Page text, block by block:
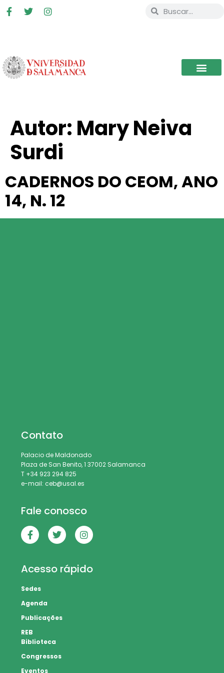
Autor: Mary Neiva
Surdi
CADERNOS DO CEOM, ANO
14, N. 12
Contato
Palacio de Maldonado
Plaza de San Benito, 1 37002 Salamanca
T +34 923 294 825
e-mail: ceb@usal.es
Fale conosco
Acesso rápido
Sedes
Agenda
Publicações
REB
Biblioteca
Congressos
Eventos